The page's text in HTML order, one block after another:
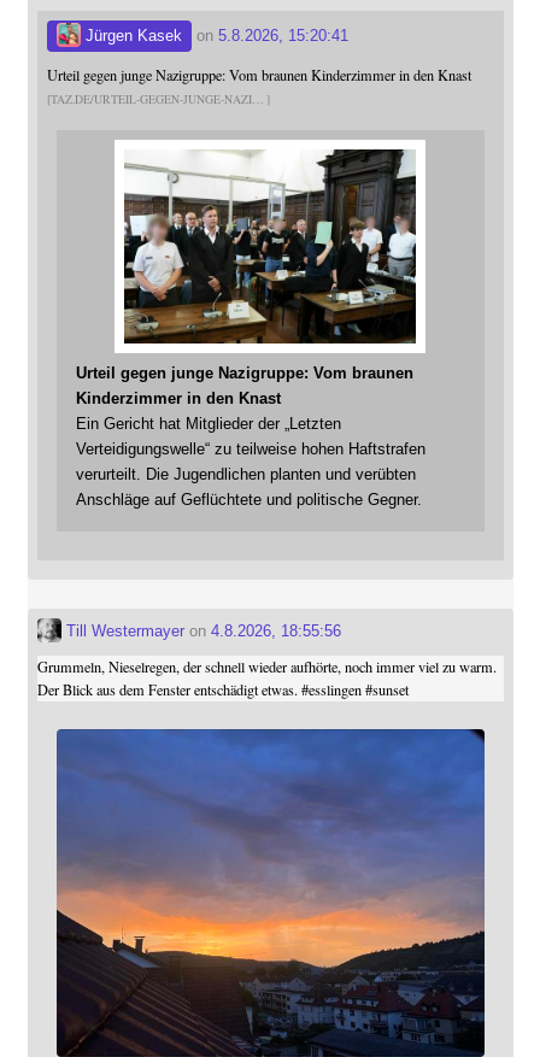
Jürgen Kasek on 5.8.2026, 15:20:41
Urteil gegen junge Nazigruppe: Vom braunen Kinderzimmer in den Knast
TAZ.DE/URTEIL-GEGEN-JUNGE-NAZI
Urteil gegen junge Nazigruppe: Vom braunen
Kinderzimmer in den Knast
Ein Gericht hat Mitglieder der „Letzten
Verteidigungswelle“ zu teilweise hohen Haftstrafen
verurteilt. Die Jugendlichen planten und verübten
Anschläge auf Geflüchtete und politische Gegner.
Till Westermayeron 4.8.2026, 18:55:56
Grummeln, Nieselregen, der schnell wieder aufhörte, noch immer viel zu warm.
Der Blick aus dem Fenster entschädigt etwas.#esslingen #sunset